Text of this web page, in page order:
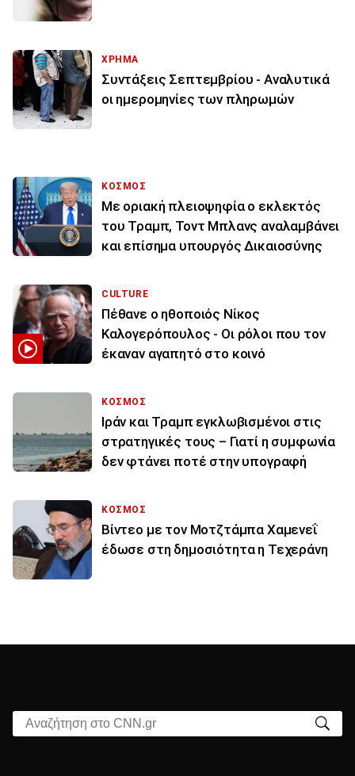
ΧΡΗΜΑ
Συντάξεις Σεπτεμβρίου - Αναλυτικά
οι ημερομηνίες των πληρωμών
ΚΟΣΜΟΣ
Με οριακή πλειοψηφία ο εκλεκτός
του Τραμπ, Τοντ Μπλανς αναλαμβάνει
και επίσημα υπουργός Δικαιοσύνης
CULTURE
Πέθανε ο ηθοποιός Νίκος
Καλογερόπουλος - Οι ρόλοι που τον
έκαναν αγαπητό στο κοινό
ΚΟΣΜΟΣ
Ιράν και Τραμπ εγκλωβισμένοι στις
στρατηγικές τους – Γιατί η συμφωνία
δεν φτάνει ποτέ στην υπογραφή
ΚΟΣΜΟΣ
Βίντεο με τον Μοτζτάμπα Χαμενεΐ
έδωσε στη δημοσιότητα η Τεχεράνη
Αναζήτηση στο CNN.gr